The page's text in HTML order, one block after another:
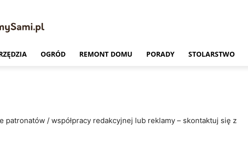
OGRÓD REMONT DOMU PORADY STOLARSTWO
patronatów / współpracy redakcyjnej lub reklamy – skontaktuj się z